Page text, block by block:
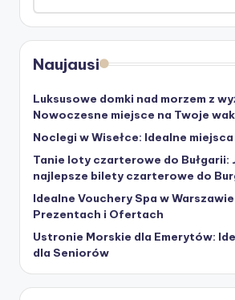
Naujausi
Luksusowe domki nad morzem z
Nowoczesne miejsce na Twoje
Noclegi w Wisełce: Idealne
Tanie loty czarterowe do Bułgarii:
najlepsze bilety czarterowe do
Idealne Vouchery Spa w
Prezentach i Ofertach
Ustronie Morskie dla Emerytów:
dla Seniorów